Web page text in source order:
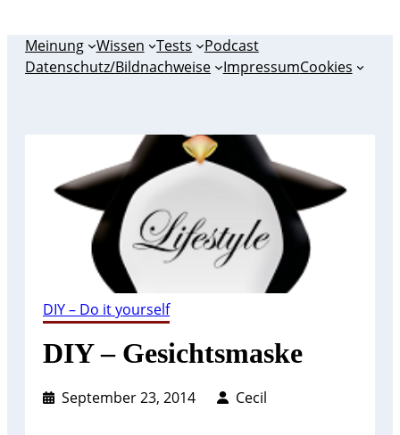
Meinung Wissen Tests
Podcast
Datenschutz/Bildnachweise
ImpressumCookies
DIY – Do it yourself
DIY – Gesichtsmaske
September 23, 2014 Cecil